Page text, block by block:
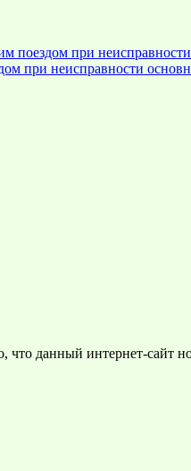
поездом при
при неисправности
данный интернет-сайт